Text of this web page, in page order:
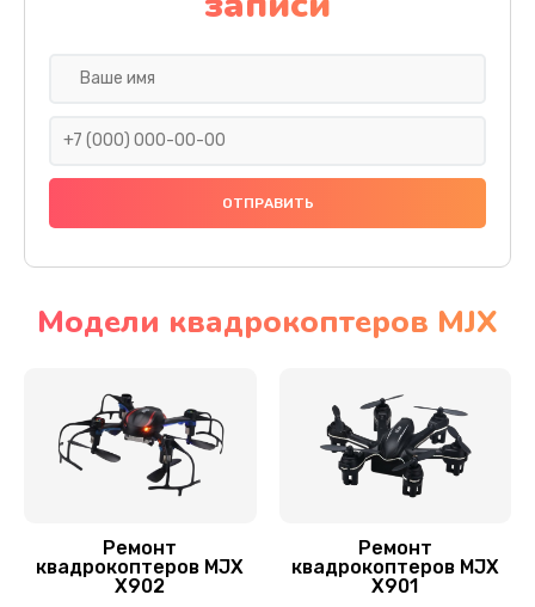
Заказать
Установка антенны пульта
Замена шестерни
Заказать
Замена оси квадрокоптера MJX
Заказать
Модели квадрокоптеров MJX
Ремонт
квадрокоптеров MJX
X902
Ремонт
квадрокоптеров MJX
X901